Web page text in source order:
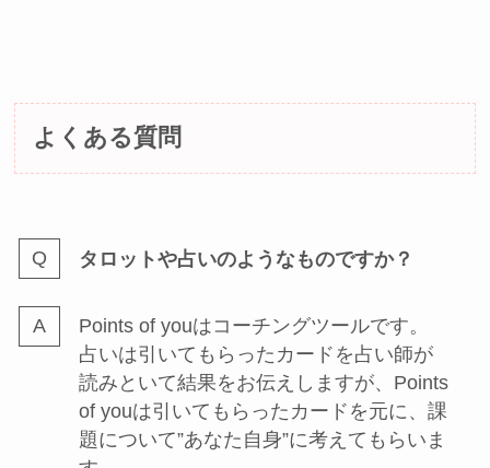
よくある質問
タロットや占いのようなものですか？
Points of youはコーチングツールです。
占いは引いてもらったカードを占い師が
読みといて結果をお伝えしますが、Points
of youは引いてもらったカードを元に、課
題について”あなた自身”に考えてもらいま